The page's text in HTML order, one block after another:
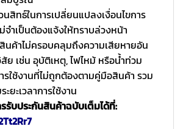
สิทธ์ในการเปลี่ยนแปลงเงื่อนไขการ
จำเป็นต้องแจ้งให้ทราบล่วงหน้า
นค้าไม่ครอบคลุมถึงความเสียหายอัน
ย เช่น อุบัติเหตุ, ไฟไหม้ หรือน้ำท่วม
รใช้งานที่ไม่ถูกต้องตามคู่มือสินค้า รวม
ยะเวลาการใช้งาน
รับประกันสินค้าฉบับเต็มได้ที่: